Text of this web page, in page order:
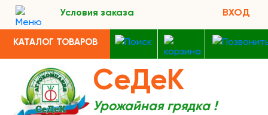
Условия заказа ВХОД
КАТАЛОГ ТОВАРОВ
СеДеК
Урожайная грядка !